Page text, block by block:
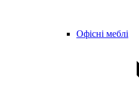
Офісні меблі